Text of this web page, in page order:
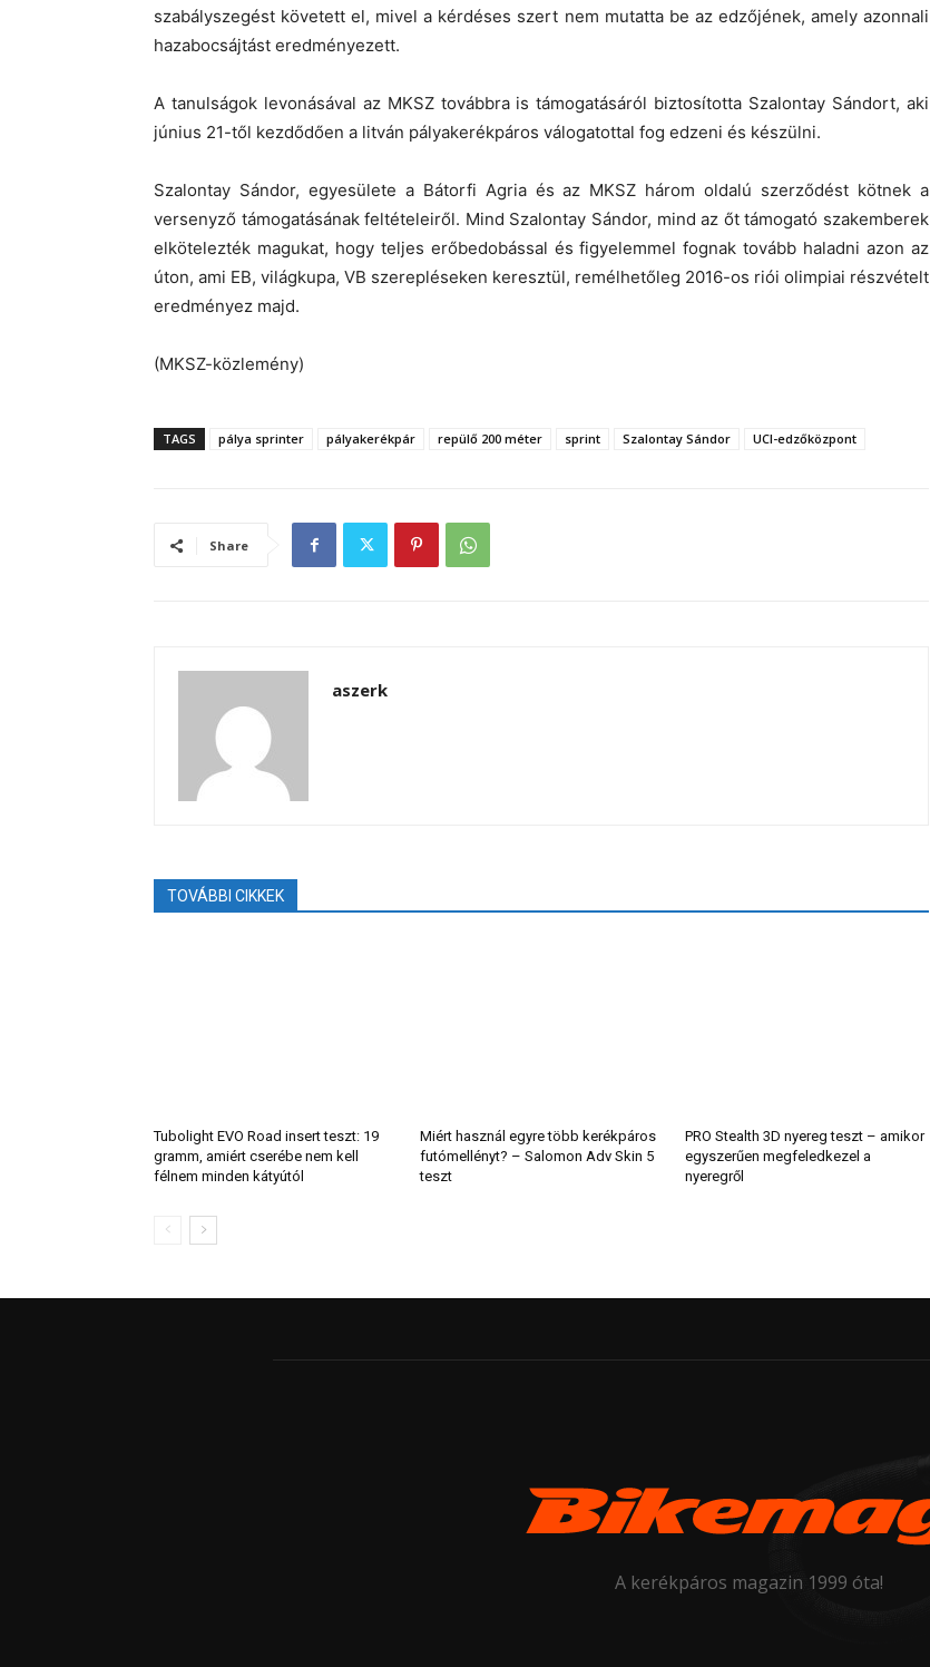
szabályszegést követett el, mivel a kérdéses szert nem mutatta be az edzőjének, amely azonnali
hazabocsájtást eredményezett.
A tanulságok levonásával az MKSZ továbbra is támogatásáról biztosította Szalontay Sándort, aki
június 21-től kezdődően a litván pályakerékpáros válogatottal fog edzeni és készülni.
Szalontay Sándor, egyesülete a Bátorfi Agria és az MKSZ három oldalú szerződést kötnek a
versenyző támogatásának feltételeiről. Mind Szalontay Sándor, mind az őt támogató szakemberek
elkötelezték magukat, hogy teljes erőbedobással és figyelemmel fognak tovább haladni azon az
úton, ami EB, világkupa, VB szerepléseken keresztül, remélhetőleg 2016-os riói olimpiai részvételt
eredményez majd.
(MKSZ-közlemény)
TAGS pálya sprinter pályakerékpár repülő 200 méter sprint Szalontay Sándor UCI-edzőközpont
Share
aszerk
TOVÁBBI CIKKEK
Tubolight EVO Road insert teszt: 19
gramm, amiért cserébe nem kell
félnem minden kátyútól
Miért használ egyre több kerékpáros
futómellényt? – Salomon Adv Skin 5
teszt
PRO Stealth 3D nyereg teszt – amikor
egyszerűen megfeledkezel a
nyeregről
A kerékpáros magazin 1999 óta!